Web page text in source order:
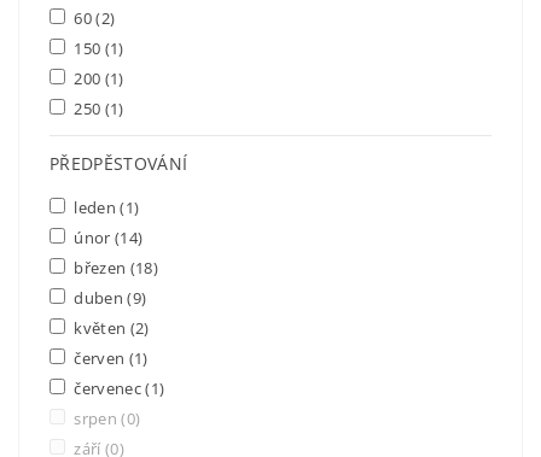
60(2)
150 (1)
200 (1)
250 (1)
PŘEDPĚSTOVÁNÍ
leden(1)
únor (14)
březen (18)
duben(9)
květen (2)
červen (1)
červenec(1)
srpen(0)
září (0)